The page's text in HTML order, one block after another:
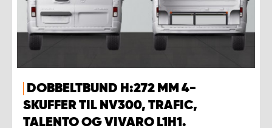
DOBBELTBUND H:272 MM 4-
SKUFFER TIL NV300, TRAFIC,
TALENTO OG VIVARO L1H1.